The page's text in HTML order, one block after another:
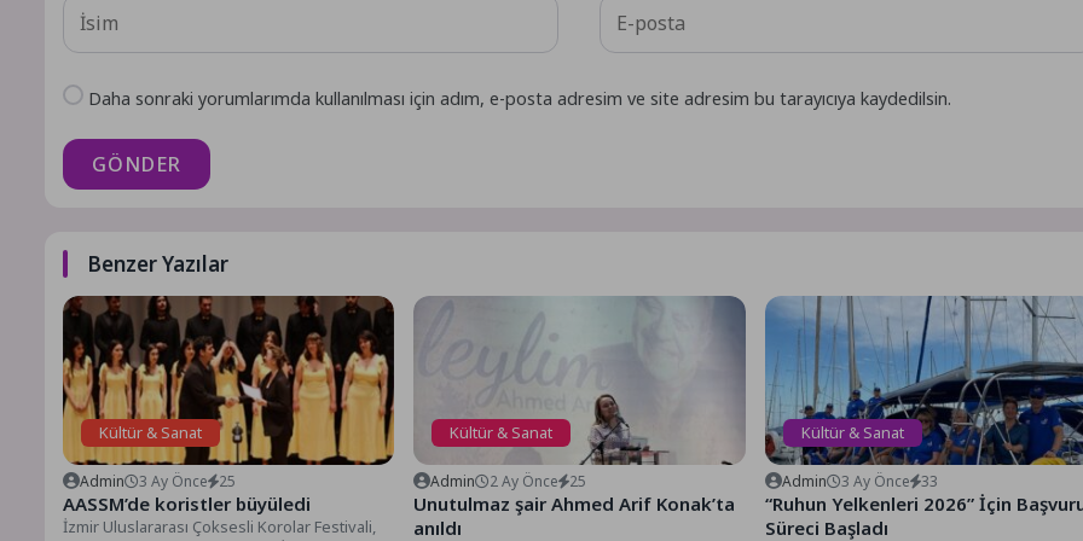
Daha sonraki yorumlarımda kullanılması için adım, e-posta adresim ve site adresim bu tarayıcıya kaydedilsin.
GÖNDER
Benzer Yazılar
Kültür & Sanat
Admin 3 Ay Önce 25
AASSM’de koristler büyüledi
İzmir Uluslararası Çoksesli Korolar Festivali,
Kültür & Sanat
Admin 2 Ay Önce 25
Unutulmaz şair Ahmed Arif Konak’ta
anıldı
Kültür & Sanat
Admin 3 Ay Önce 33
“Ruhun Yelkenleri 2026” İçin
Süreci Başladı